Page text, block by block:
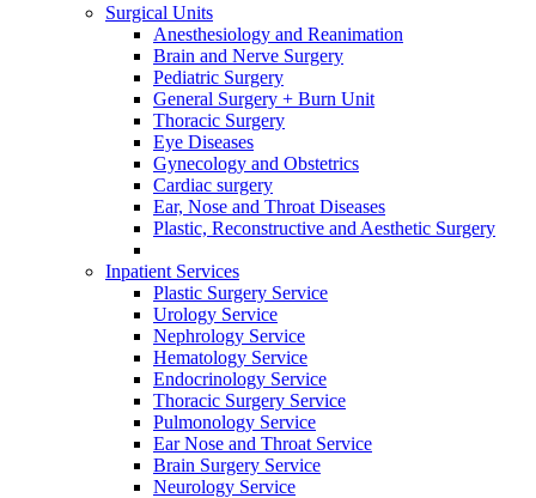
Surgical Units
Anesthesiology and Reanimation
Brain and Nerve Surgery
Pediatric Surgery
General Surgery + Burn Unit
Thoracic Surgery
Eye Diseases
Gynecology and Obstetrics
Cardiac surgery
Ear, Nose and Throat Diseases
Plastic, Reconstructive and Aesthetic Surgery
Inpatient Services
Plastic Surgery Service
Urology Service
Nephrology Service
Hematology Service
Endocrinology Service
Thoracic Surgery Service
Pulmonology Service
Ear Nose and Throat Service
Brain Surgery Service
Neurology Service